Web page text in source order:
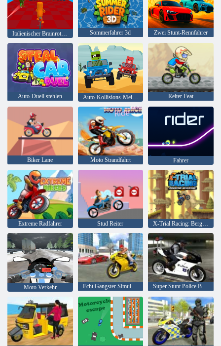
Sommerfahrer 3d Zwei Stunt-Rennfahrer
Auto-Duell stehlen Auto-Kollisions-Meister Reiter Feat
Biker Lane Moto Strandfahrt Fahrer
Extreme Radfahrer Stud Reiter X-Trial Racing: Bergabenteuer
Moto Verkehr Echt Gangster Simulator Grand City Super Stunt Police Bike Simulator 3D